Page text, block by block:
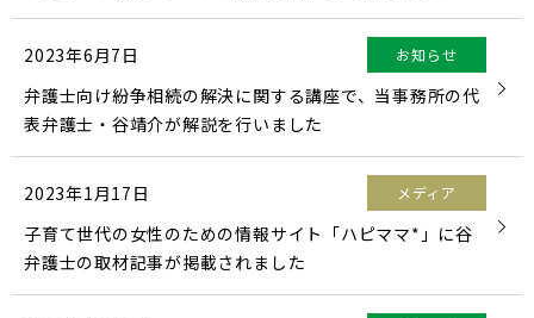
2023年6月7日 お知らせ
弁護士向け紛争相続の解決に関する講座で、当事務所の代
表弁護士・谷靖介が解説を行いました
2023年1月17日 メディア
子育て世代の女性のための情報サイト「ハピママ*」に谷
弁護士の取材記事が掲載されました